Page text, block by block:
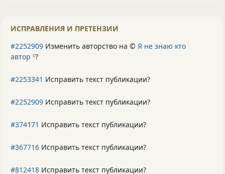
ИСПРАВЛЕНИЯ И ПРЕТЕНЗИИ
#2252909 Изменить авторство на © Я не знаю кто
автор 0?
#2253341 Исправить текст публикации?
#2252909 Исправить текст публикации?
#374171 Исправить текст публикации?
#367716 Исправить текст публикации?
#812418 Исправить текст публикации?